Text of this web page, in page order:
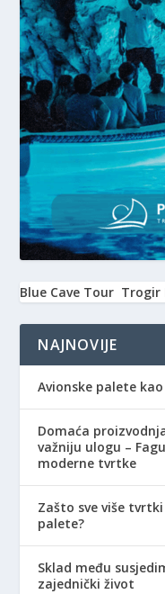
Blue Cave Tour Trogir
NAJNOVIJE
Avionske palete
Domaća
važniju ulogu –
moderne tvrtke
Zašto sve više
palete?
Sklad među
zajednički život